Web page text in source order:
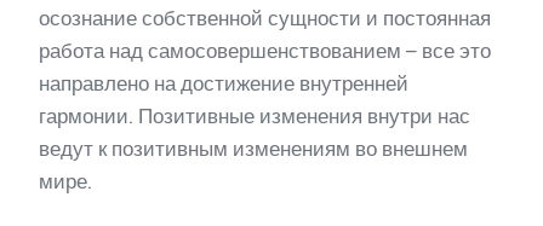
осознание собственной сущности и постоянная
работа над самосовершенствованием – все это
направлено на достижение внутренней
гармонии. Позитивные изменения внутри нас
ведут к позитивным изменениям во внешнем
мире.